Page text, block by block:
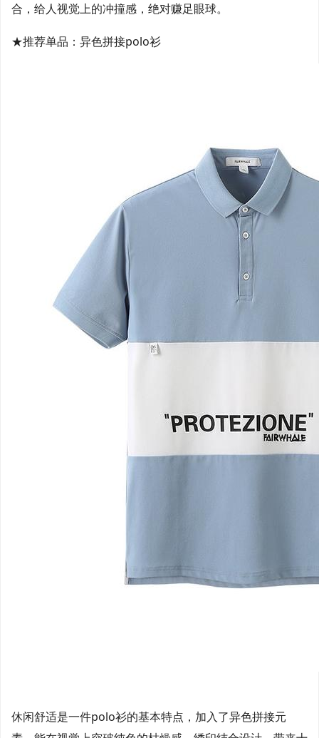
合，给人视觉上的冲撞感，绝对赚足眼球。
★推荐单品：异色拼接polo衫
休闲舒适是一件polo衫的基本特点，加入了异色拼接元